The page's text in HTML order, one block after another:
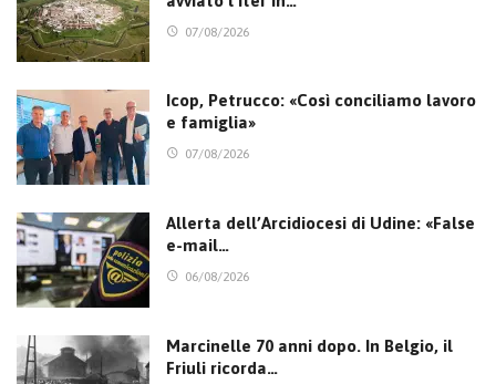
07/08/2026
Icop, Petrucco: «Così conciliamo lavoro
e famiglia»
07/08/2026
Allerta dell’Arcidiocesi di Udine: «False
e-mail…
06/08/2026
Marcinelle 70 anni dopo. In Belgio, il
Friuli ricorda…